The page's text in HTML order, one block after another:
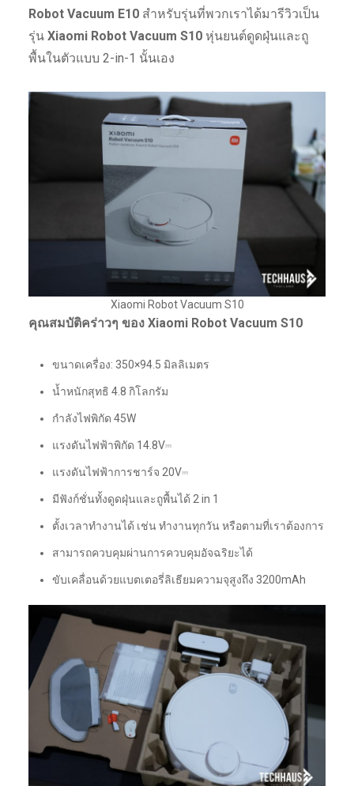
Robot Vacuum E10สำหรับรุ่นที่พวกเราได้มารีวิวเป็น
รุ่น Xiaomi Robot Vacuum S10หุ่นยนต์ดูดฝุ่นและถู
พื้นในตัวแบบ 2-in-1 นั้นเอง
Xiaomi Robot Vacuum S10
คุณสมบัติคร่าวๆ ของ Xiaomi Robot Vacuum S10
ขนาดเครื่อง: 350×94.5 มิลลิเมตร
น้ำหนักสุทธิ 4.8 กิโลกรัม
กำลังไฟพิกัด 45W
แรงดันไฟฟ้าพิกัด 14.8V⎓
แรงดันไฟฟ้าการชาร์จ 20V⎓
มีฟังก์ชั่นทั้งดูดฝุ่นและถูพื้นได้ 2 in 1
ตั้งเวลาทำงานได้ เช่น ทำงานทุกวัน หรือตามที่เราต้องการ
สามารถควบคุมผ่านการควบคุมอัจฉริยะได้
ขับเคลื่อนด้วยแบตเตอรี่ลิเธียมความจุสูงถึง 3200mAh